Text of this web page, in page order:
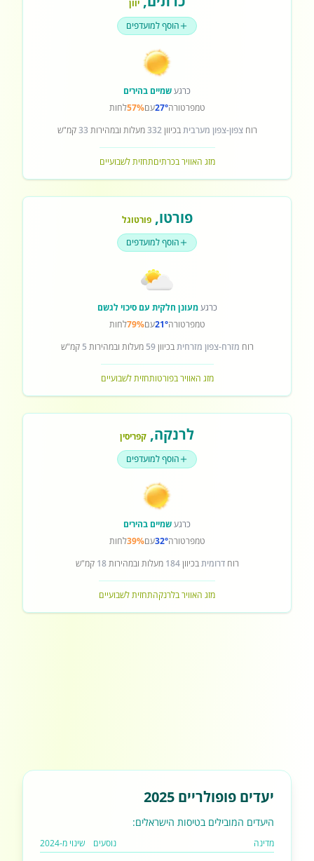
יוון
הוסף למועדפים
כרגעשמיים בהירים
טמפרטורה27°עם57%לחות
רוחצפון-צפון מערביתבכיוון332מעלות ובמהירות 33קמ"ש
מזג האוויר בכרתיםתחזית לשבועיים
פורטו,פורטוגל
הוסף למועדפים
כרגעמעונן חלקית עם סיכוי לגשם
טמפרטורה21°עם79%לחות
רוח מזרח-צפון מזרחיתבכיוון59 מעלות ובמהירות 5 קמ"ש
מזג האוויר בפורטותחזית לשבועיים
לרנקה, קפריסין
הוסף למועדפים
כרגעשמיים בהירים
טמפרטורה32°עם39%לחות
רוחדרומיתבכיוון184 מעלות ובמהירות18 קמ"ש
מזג האוויר בלרנקהתחזית לשבועיים
יעדים פופולריים 2025
היעדים המובילים בטיסות הישראלים:
מדינה נוסעים שינוי מ-2024